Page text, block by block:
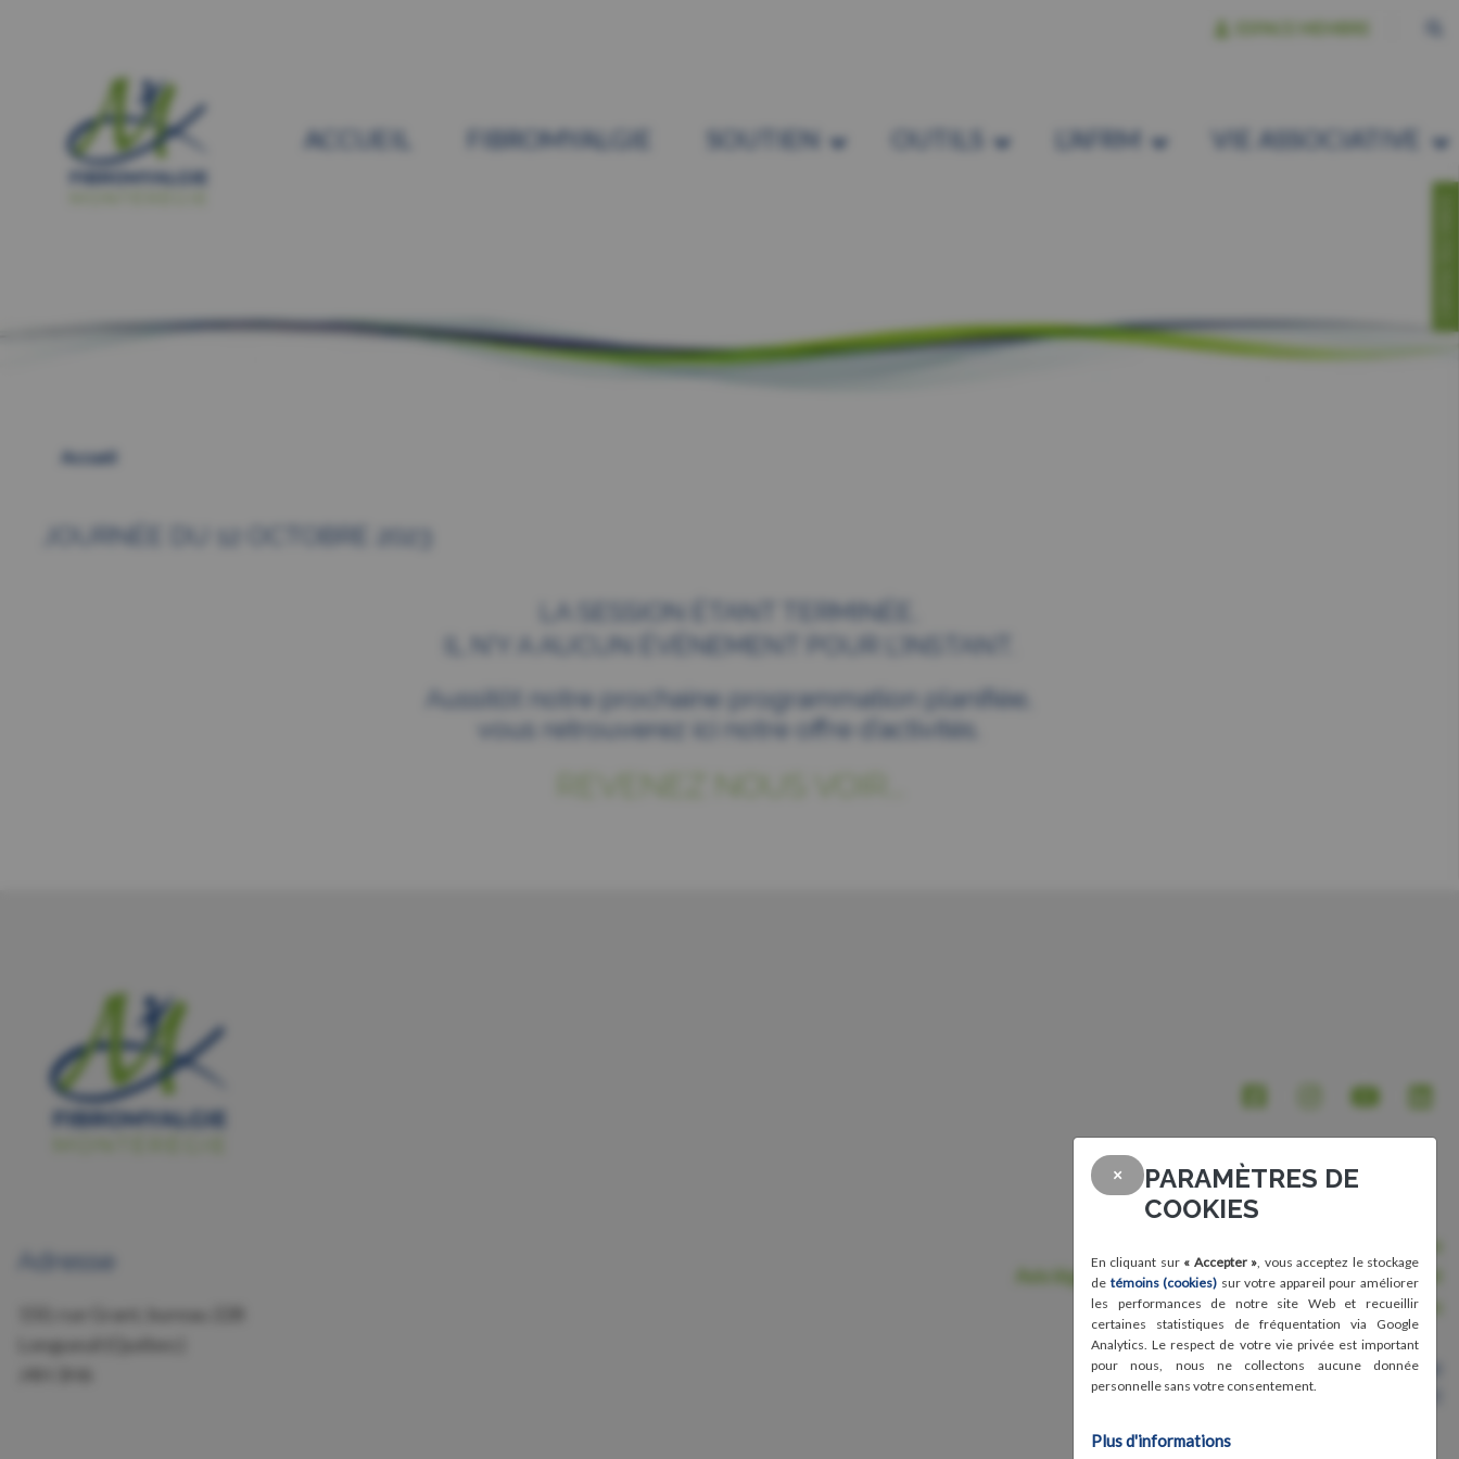
ACCUEIL FIBROMYALGIE SOUTIEN OUTILS L’AFRM VIE ASSOCIATIVE
Accueil
JOURNÉE DU 12 OCTOBRE 2023
LA SESSION ÉTANT TERMINÉE,
IL N’Y A AUCUN ÉVÉNEMENT POUR L’INSTANT.
Aussitôt notre prochaine programmation planifiée,
vous retrouverez ici notre offre d’activités.
Adresse
Longueuil (Québec)
Avis légal, conditions d'utilisation et confidentialité
Crédits
Organisme de bienfaisance
Numéro 87583011RR0001
×
PARAMÈTRES DE
COOKIES
En cliquant sur « Accepter », vous acceptez le stockage
de témoins (cookies) sur votre appareil pour améliorer
les performances de notre site Web et recueillir
certaines statistiques de fréquentation via Google
Analytics. Le respect de votre vie privée est important
pour nous, nous ne collectons aucune donnée
personnelle sans votre consentement.
Plus d'informations